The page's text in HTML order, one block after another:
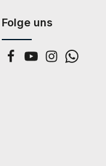
Folge uns